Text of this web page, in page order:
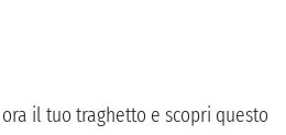
il tuo traghetto e scopri questo